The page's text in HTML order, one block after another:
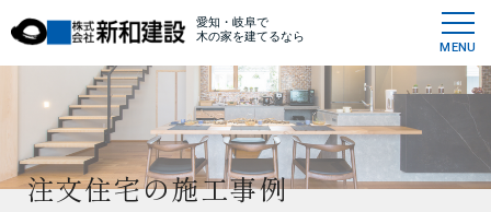
愛知・岐阜で
木の家を建てるなら
MENU
注文住宅の施工事例